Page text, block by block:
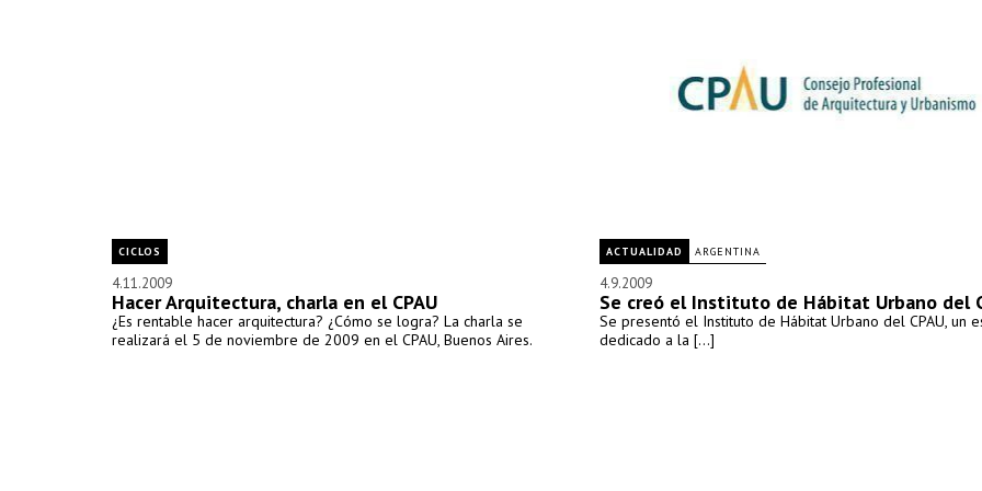
CICLOS
4.11.2009
Hacer Arquitectura, charla en el CPAU
¿Es rentable hacer arquitectura? ¿Cómo se logra? La charla se
realizará el 5 de noviembre de 2009 en el CPAU, Buenos Aires.
ACTUALIDAD ARGENTINA
4.9.2009
Se creó el Instituto de Hábitat Urbano del
Se presentó el Instituto de Hábitat Urbano del CPAU, un
dedicado a la [...]